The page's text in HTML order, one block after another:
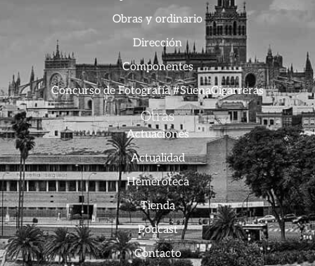
Obras y ordinario
Dirección
Componentes
Concurso de Fotografía #SuenaCigarreras
Otras
Actuaciones
Actualidad
Hemeroteca
Tienda
Podcast
Contacto